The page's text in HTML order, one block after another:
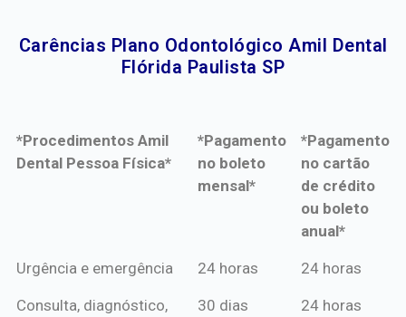
Carências Plano Odontológico Amil Dental
Flórida Paulista SP​
*Procedimentos Amil
Dental Pessoa Física*
*Pagamento
no boleto
mensal*
*Pagamento
no cartão
de crédito
ou boleto
anual*
*Procedimentos Amil
*Pagamento
mensal*
*Pagamento
de crédito
Urgência e emergência 24 horas 24 horas
Consulta, diagnóstico,
30 dias 24 horas